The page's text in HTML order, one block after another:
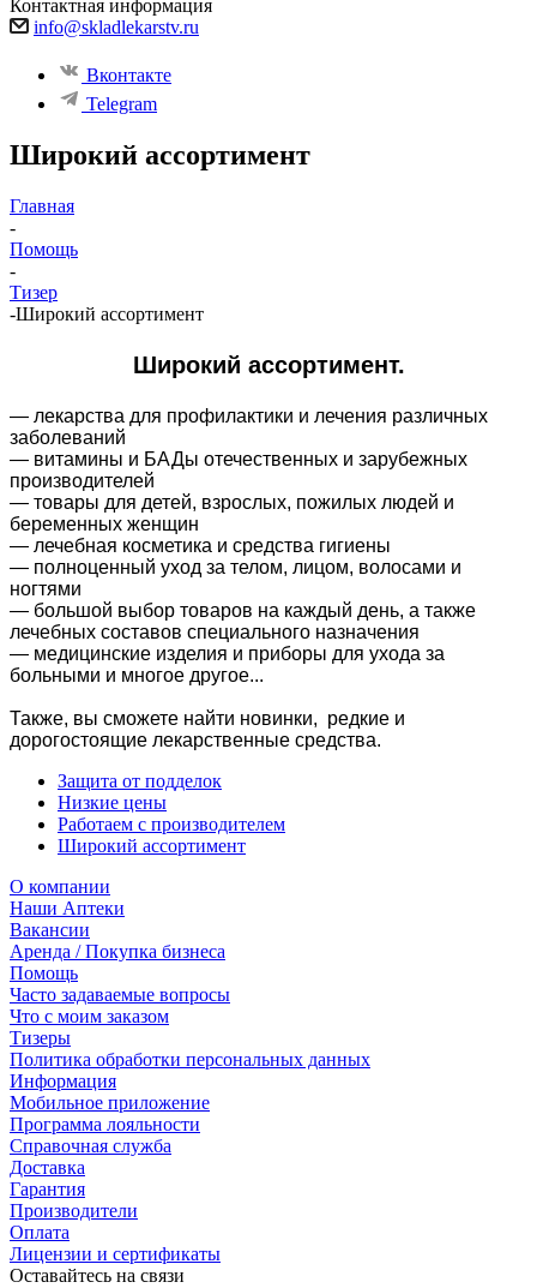
Контактная информация
info@skladlekarstv.ru
Вконтакте
Telegram
Широкий ассортимент
Главная
-
Помощь
-
Тизер
-Широкий ассортимент
Широкий ассортимент.
— лекарства для профилактики и лечения различных
заболеваний
— витамины и БАДы отечественных и зарубежных
производителей
— товары для детей, взрослых, пожилых людей и
беременных женщин
— лечебная косметика и средства гигиены
— полноценный уход за телом, лицом, волосами и
ногтями
— большой выбор товаров на каждый день, а также
лечебных составов специального назначения
— медицинские изделия и приборы для ухода за
больными и многое другое...
Также, вы сможете найти новинки, редкие и
дорогостоящие лекарственные средства.
Защита от подделок
Низкие цены
Работаем с производителем
Широкий ассортимент
О компании
Наши Аптеки
Вакансии
Аренда / Покупка бизнеса
Помощь
Часто задаваемые вопросы
Что с моим заказом
Тизеры
Политика обработки персональных данных
Информация
Мобильное приложение
Программа лояльности
Справочная служба
Доставка
Гарантия
Производители
Оплата
Лицензии и сертификаты
Оставайтесь на связи